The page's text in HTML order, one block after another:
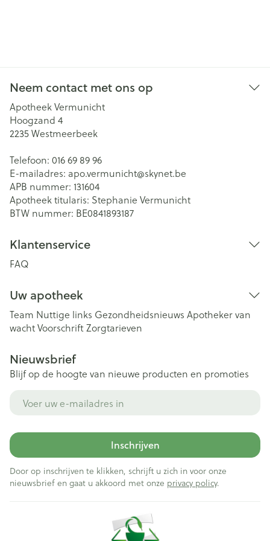
Neem contact met ons op
Apotheek Vermunicht
Hoogzand 4
2235Westmeerbeek
Telefoon: 016 69 89 96
E-mailadres: apo.vermunicht@skynet.be
APB nummer: 131604
Apotheek titularis: Stephanie Vermunicht
BTW nummer: BE0841893187
Klantenservice
FAQ
Uw apotheek
Team Nuttige links Gezondheidsnieuws Apotheker van
wachtVoorschriftZorgtarieven
Nieuwsbrief
Blijf op de hoogte van nieuwe producten en promoties
Inschrijven
Door op inschrijven te klikken, schrijft u zich in voor onze
nieuwsbrief en gaat u akkoord met onze privacy policy.